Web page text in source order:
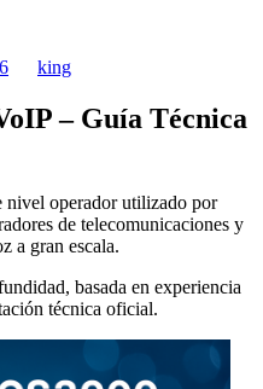
king
– Guía Técnica
operador utilizado por
de telecomunicaciones y
a gran escala.
basada en experiencia
técnica oficial.